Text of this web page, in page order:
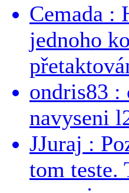
Cemada :
jednoho
ondris83 :
navyseni
JJuraj :
tom teste.